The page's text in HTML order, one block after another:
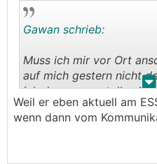
.
Gawan schrieb:
Muss ich mir vor Ort
auf mich gestern nicht
ich da was verstellen
irgendwas von "kommt
Weil er eben aktuell am
wenn dann vom